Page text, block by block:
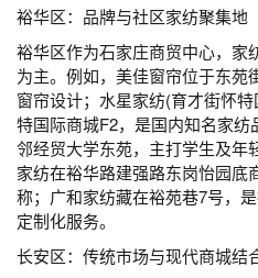
裕华区：品牌与社区家纺聚集地
裕华区作为石家庄商贸中心，家
为主。例如，美佳窗帘位于东苑
窗帘设计；水星家纺(育才街怀
特国际商城F2，是国内知名家
邻经贸大学东苑，主打学生及年
家纺在裕华路建强路东岗怡园底
称；广和家纺藏在裕苑巷7号，
定制化服务。
长安区：传统市场与现代商城结